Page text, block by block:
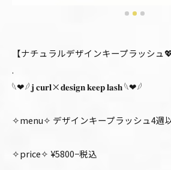
【ナチュラルデザインキープラッシュ💖
.
𓆩❤︎𓆪 𝐣 𝐜𝐮𝐫𝐥×𝐝𝐞𝐬𝐢𝐠𝐧 𝐤𝐞𝐞𝐩 𝐥𝐚𝐬𝐡 𓆩❤︎𓆪
✧menu✧ デザインキープラッシュ4週
✧price✧ ¥5800−税込